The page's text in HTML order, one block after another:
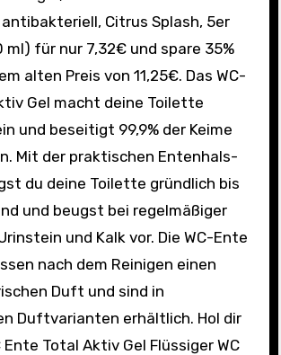
Citrus Splash, 5er
ml) für nur 7,32€ und spare 35%
alten Preis von 11,25€. Das WC-
Gel macht deine Toilette
und beseitigt 99,9% der Keime
Mit der praktischen Entenhals-
du deine Toilette gründlich bis
und beugst bei regelmäßiger
und Kalk vor. Die WC-Ente
nach dem Reinigen einen
Duft und sind in
Duftvarianten erhältlich. Hol dir
Total Aktiv Gel Flüssiger WC